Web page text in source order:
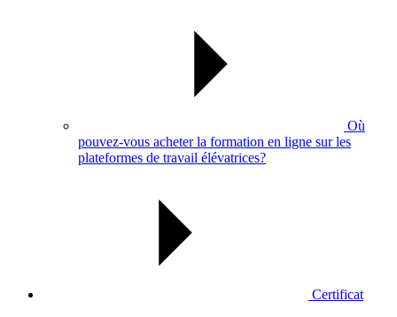
Où
pouvez-vous acheter la formation en ligne sur les
plateformes de travail élévatrices?
Certificat